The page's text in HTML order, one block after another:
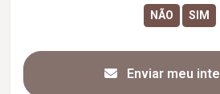
Enviar meu